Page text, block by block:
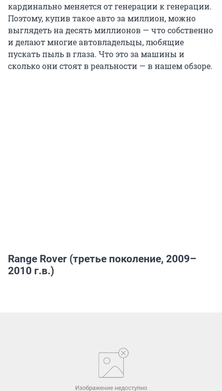
кардинально меняется от генерации к генерации.
Поэтому, купив такое авто за миллион, можно
выглядеть на десять миллионов — что собственно
и делают многие автовладельцы, любящие
пускать пыль в глаза. Что это за машины и
сколько они стоят в реальности — в нашем обзоре.
Range Rover (третье поколение, 2009–
2010 г.в.)